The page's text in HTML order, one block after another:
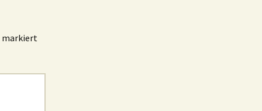
markiert